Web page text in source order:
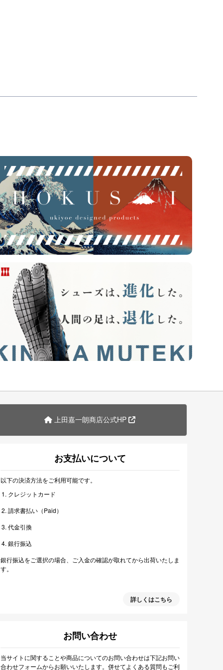
上田嘉一朗商店公式HP
お支払いについて
以下の決済方法をご利用可能です。
クレジットカード
請求書払い（Paid）
代金引換
銀行振込
銀行振込をご選択の場合、ご入金の確認が取れてから出荷いたしま
す。
詳しくはこちら
お問い合わせ
当サイトに関することや商品についてのお問い合わせは下記お問い
合わせフォームからお願いいたします。併せてよくある質問もご利